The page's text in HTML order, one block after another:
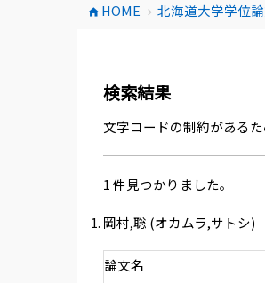
home HOME chevron_right 北海道大学学位
検索結果
文字コードの制約がある
1 件見つかりました。
岡村,聡 (オカムラ,サトシ)
論文名